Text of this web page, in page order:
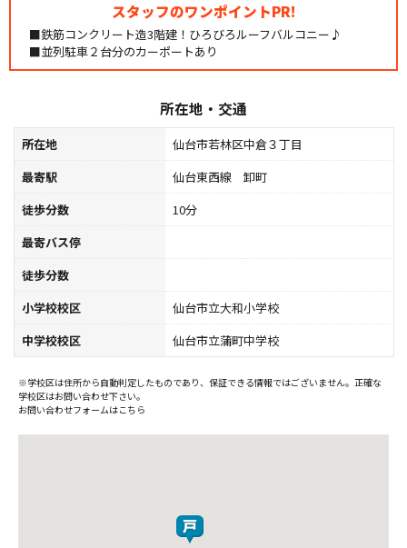
スタッフのワンポイントPR!
■鉄筋コンクリート造3階建！ひろびろルーフバルコニー♪
■並列駐車２台分のカーポートあり
所在地・交通
所在地
仙台市若林区中倉３丁目
最寄駅
仙台東西線 卸町
徒歩分数
10分
最寄バス停
徒歩分数
小学校校区
仙台市立大和小学校
中学校校区
仙台市立蒲町中学校
※学校区は住所から自動判定したものであり、保証できる情報ではございません。正確な
学校区はお問い合わせ下さい。
お問い合わせフォームはこちら